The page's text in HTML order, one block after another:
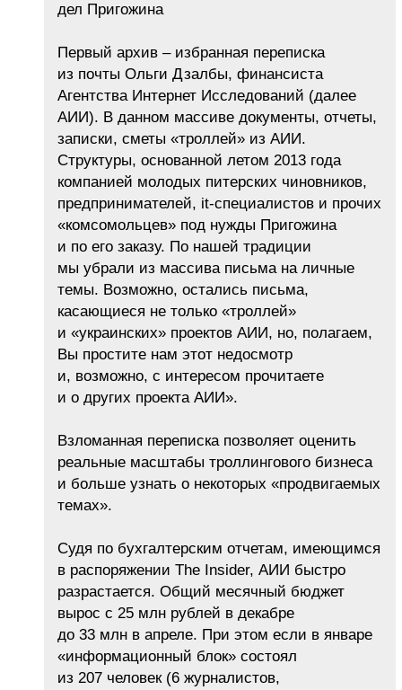
дел Пригожина
Первый архив – избранная переписка
из почты Ольги Дзалбы, финансиста
Агентства Интернет Исследований (далее
АИИ). В данном массиве документы, отчеты,
записки, сметы «троллей» из АИИ.
Структуры, основанной летом 2013 года
компанией молодых питерских чиновников,
предпринимателей, it-специалистов и прочих
«комсомольцев» под нужды Пригожина
и по его заказу. По нашей традиции
мы убрали из массива письма на личные
темы. Возможно, остались письма,
касающиеся не только «троллей»
и «украинских» проектов АИИ, но, полагаем,
Вы простите нам этот недосмотр
и, возможно, с интересом прочитаете
и о других проекта АИИ».
Взломанная переписка позволяет оценить
реальные масштабы троллингового бизнеса
и больше узнать о некоторых «продвигаемых
темах».
Судя по бухгалтерским отчетам, имеющимся
в распоряжении The Insider, АИИ быстро
разрастается. Общий месячный бюджет
вырос с 25 млн рублей в декабре
до 33 млн в апреле. При этом если в январе
«информационный блок» состоял
из 207 человек (6 журналистов,